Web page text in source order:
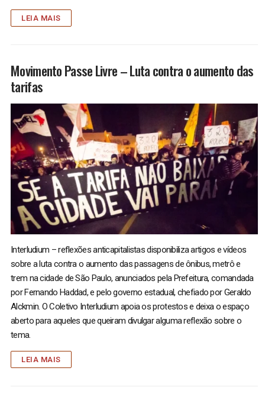
LEIA MAIS
Movimento Passe Livre – Luta contra o aumento das
tarifas
Interludium – reflexões anticapitalistas disponibiliza artigos e vídeos
sobre a luta contra o aumento das passagens de ônibus, metrô e
trem na cidade de São Paulo, anunciados pela Prefeitura, comandada
por Fernando Haddad, e pelo governo estadual, chefiado por Geraldo
Alckmin. O Coletivo Interludium apoia os protestos e deixa o espaço
aberto para aqueles que queiram divulgar alguma reflexão sobre o
tema.
LEIA MAIS